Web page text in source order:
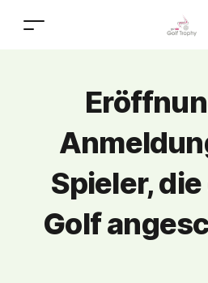
Spieler,
Golf